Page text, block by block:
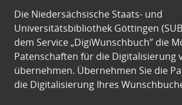
Die Niedersächsische Staats- und
Universitätsbibliothek Göttingen
dem Service „DigiWunschbuch” die
Patenschaften für die Digitalisierung
übernehmen. Übernehmen Sie die
die Digitalisierung Ihres